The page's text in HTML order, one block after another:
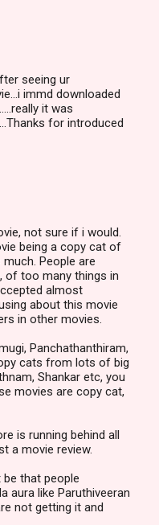
seeing ur
immd downloaded
it was
for introduced
not sure if i would.
being a copy cat of
People are
of too many things in
almost
about this movie
in other movies.
Panchathanthiram,
cats from lots of big
Shankar etc, you
movies are copy cat,
is running behind all
a movie review.
that people
aura like Paruthiveeran
not getting it and